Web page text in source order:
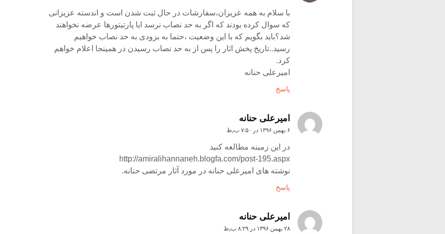
با سلام به همه عزیزان،سفارشات در حال ثبت شدن است و اندسته عزیزانی
که سوال کرده بودند که اگر به حد نصاب نرسد ایا پارتیتورها عرضه نخواهند
شد؟باید بگویم که با این وضعیت ،حتما به بزودی به حد نصاب خواهیم
رسید..تاریخ پخش اثار را پس از به حد نصاب رسیدن در همینجا اعلام خواهم
کرد.
امیرعلی حنانه
پاسخ
امیرعلی حنانه
۶ بهمن ۱۳۹۶ در ۷:۵۰ ب٫ظ
در این زمینه مطالعه کنید
http://amiralihannaneh.blogfa.com/post-195.aspx
نوشته های امیرعلی حنانه در مورد آثار مرتضی حنانه.
پاسخ
امیرعلی حنانه
۲۸ بهمن ۱۳۹۶ در ۸:۲۹ ب٫ظ